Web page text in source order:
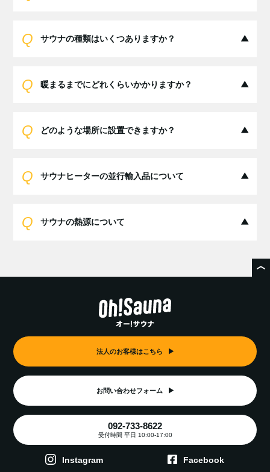
サウナの種類はいくつありますか？
暖まるまでにどれくらいかかりますか？
どのような場所に設置できますか？
サウナヒーターの並行輸入品について
サウナの熱源について
法人のお客様はこちら
お問い合わせフォーム
092-733-8622
受付時間 平日 10:00-17:00
Instagram Facebook